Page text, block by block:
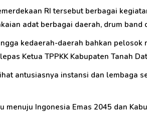
RI tersebut berbagai
adat berbagai daerah, drum
kedaerah-daerah bahkan
Ketua TPPKK Kabupaten Tanah
antusiasnya instansi dan lembaga
menuju Ingonesia Emas 2045 dan